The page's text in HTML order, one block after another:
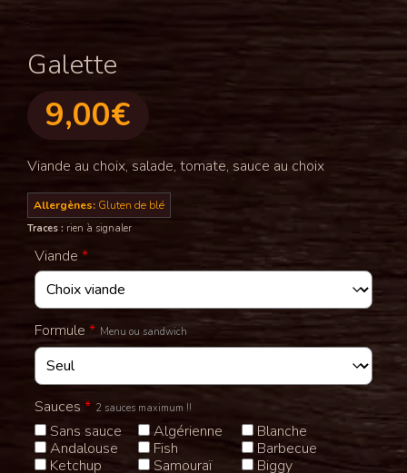
Galette
9,00€
Viande au choix, salade, tomate, sauce au choix
Allergènes: Gluten de blé
Traces : rien à signaler
Viande *
Formule * Menu ou sandwich
Sauces * 2 sauces maximum !!
Sans sauce Algérienne
Blanche
Andalouse
Fish
Barbecue
Ketchup
Samouraï
Biggy